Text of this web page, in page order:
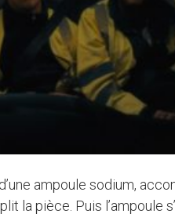
ampoule sodium,
la pièce. Puis l’ampoule